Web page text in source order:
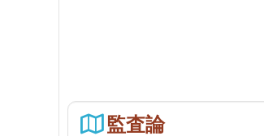
監査論